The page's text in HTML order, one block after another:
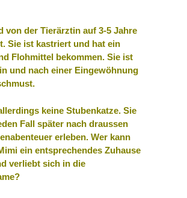
von der Tierärztin auf 3-5 Jahre
Sie ist kastriert und hat ein
Flohmittel bekommen. Sie ist
und nach einer Eingewöhnung
keine Stubenkatze. Sie
Fall später nach draussen
erleben. Wer kann
ein entsprechendes Zuhause
verliebt sich in die